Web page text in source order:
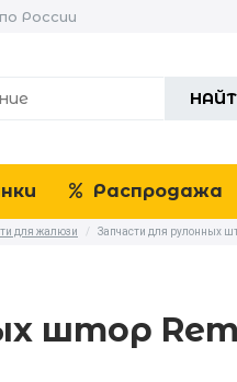
России
Распродажа
для жалюзи / Запчасти для рулонных
штор